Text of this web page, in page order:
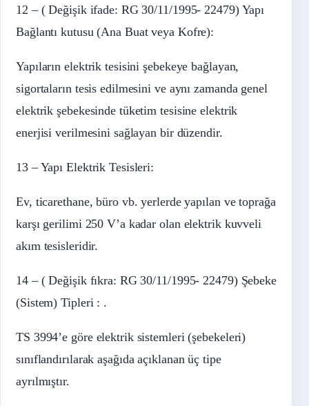
12 – ( Değişik ifade: RG 30/11/1995- 22479) Yapı
Bağlantı kutusu (Ana Buat veya Kofre):
Yapıların elektrik tesisini şebekeye bağlayan,
sigortaların tesis edilmesini ve aynı zamanda genel
elektrik şebekesinde tüketim tesisine elektrik
enerjisi verilmesini sağlayan bir düzendir.
13 – Yapı Elektrik Tesisleri:
Ev, ticarethane, büro vb. yerlerde yapılan ve toprağa
karşı gerilimi 250 V’a kadar olan elektrik kuvveli
akım tesisleridir.
14 – ( Değişik fıkra: RG 30/11/1995- 22479) Şebeke
(Sistem) Tipleri : .
TS 3994’e göre elektrik sistemleri (şebekeleri)
sınıflandırılarak aşağıda açıklanan üç tipe
ayrılmıştır.